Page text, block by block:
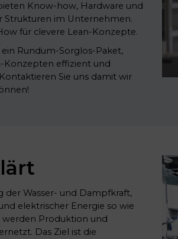
Know-how, Hardware und
Strukturen im Unternehmen.
für clevere Lean-Konzepte.
Rundum-Sorglos-Paket,
Konzepten effizient und
Sie uns damit wir
der Wasser- und Dampfkraft,
elektrischer Energie so wie
werden Produktion und
Das Ziel ist die